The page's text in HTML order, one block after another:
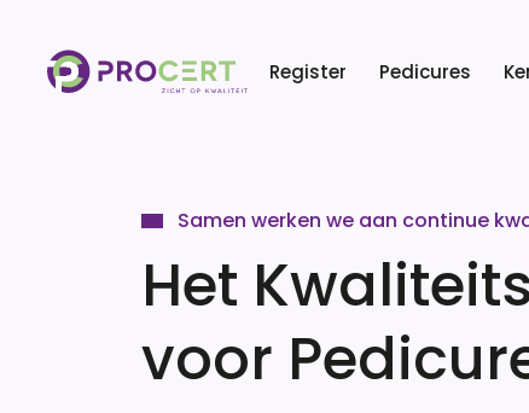
Register Pedicures
Samen werken we aan continue
Het
voor